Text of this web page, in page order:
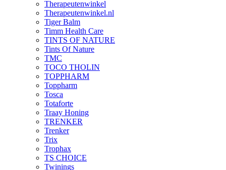
Therapeutenwinkel
Therapeutenwinkel.nl
Tiger Balm
Timm Health Care
TINTS OF NATURE
Tints Of Nature
TMC
TOCO THOLIN
TOPPHARM
Toppharm
Tosca
Totaforte
Traay Honing
TRENKER
Trenker
Trix
Trophax
TS CHOICE
Twinings